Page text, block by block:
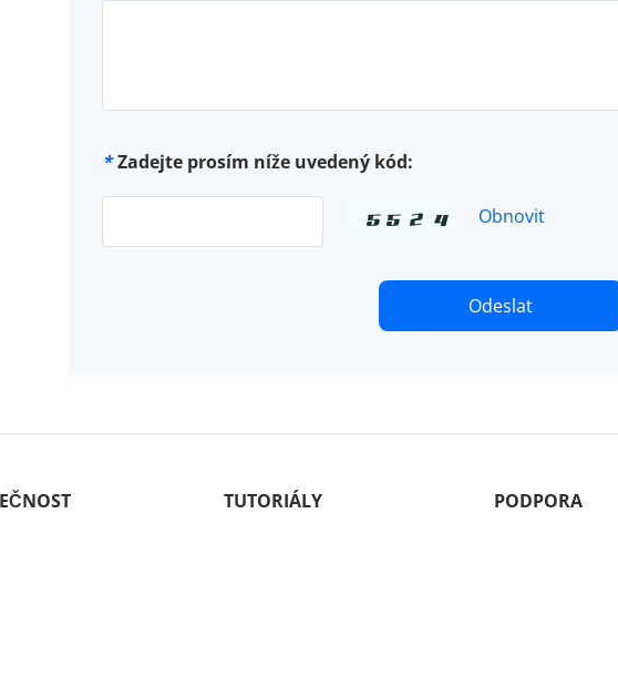
* Zadejte prosím níže uvedený kód:
Obnovit
Odeslat
TUTORIÁLY PODPORA